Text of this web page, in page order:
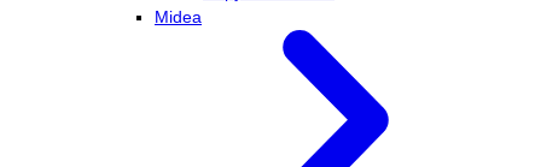
Midea